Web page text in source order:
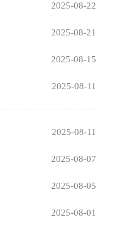
2025-08-22
2025-08-21
2025-08-15
2025-08-11
2025-08-11
2025-08-07
2025-08-05
2025-08-01